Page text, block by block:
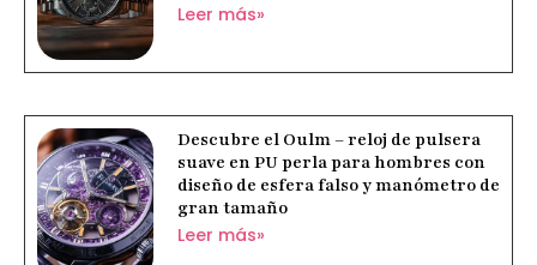
Leer más»
Descubre el Oulm – reloj de pulsera
suave en PU perla para hombres con
diseño de esfera falso y manómetro de
gran tamaño
Leer más»